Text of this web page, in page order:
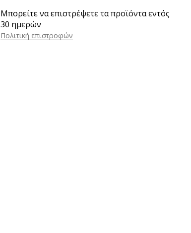
Μπορείτε να επιστρέψετε τα προϊόντα εντός
30 ημερών
Πολιτική επιστροφών